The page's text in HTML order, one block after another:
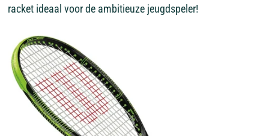
racket ideaal voor de ambitieuze jeugdspeler!